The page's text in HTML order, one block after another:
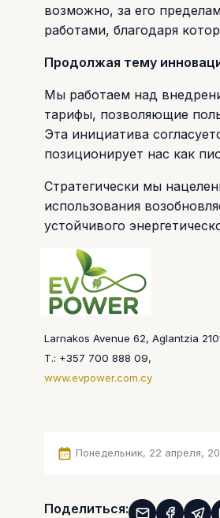
возможно, за его
работами, благодаря
Продолжая тему
Мы работаем над
тарифы, позволяющие
Эта инициатива
позиционирует нас как
Стратегически мы
использования
устойчивого
Larnakos Avenue 62, Aglantzia
T.: +357 700 888 09,
www.evpower.com.cy
Понедельник, 22 апреля,
Поделиться: